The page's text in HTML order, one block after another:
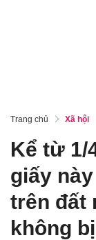
Trang chủ Xã hội
Kể từ 1/
giấy
trên đất
không